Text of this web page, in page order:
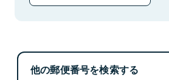
他の郵便番号を検索する